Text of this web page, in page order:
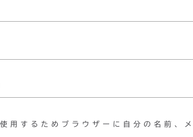
用するためブラウザーに自分の名前、